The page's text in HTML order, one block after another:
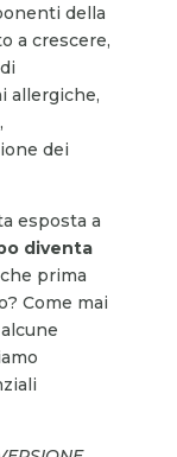
della
a crescere,
allergiche,
dei
esposta a
diventa
prima
Come mai